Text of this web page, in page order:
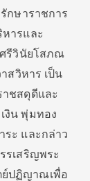
กษาราชการ
ารและ
รีวินัยโสภณ
สวิหาร เป็น
ชสดุดีและ
งิน พุ่มทอง
ระ และกล่าว
รเสริญพระ
ย์ปฏิญาณเพื่อ